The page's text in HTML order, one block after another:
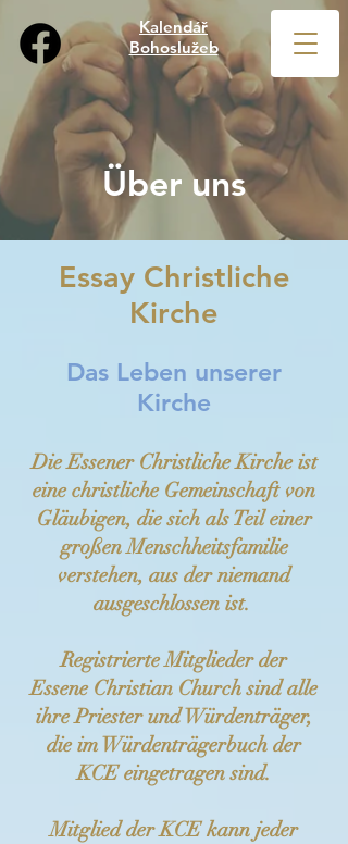
Kalendář
Bohoslužeb
Über uns
Essay Christliche
Kirche
Das Leben unserer
Kirche
Die Essener Christliche Kirche ist
eine christliche Gemeinschaft von
Gläubigen, die sich als Teil einer
großen Menschheitsfamilie
verstehen, aus der niemand
ausgeschlossen ist.
Registrierte Mitglieder der
Essene Christian Church sind alle
ihre Priester und Würdenträger,
die im Würdenträgerbuch der
KCE eingetragen sind.
Mitglied der KCE kann jeder